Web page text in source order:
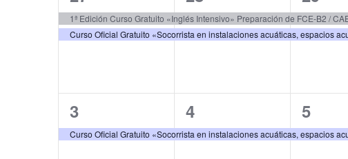
eventos,
1ª Edición Curso Gratuito «Inglés Intensivo» Preparación de FCE-B2 /
Curso Oficial Gratuito «Socorrista en instalaciones acuáticas, espacios
eventos,
1
evento,
3
Curso Oficial Gratuito «Socorrista en instalaciones acuáticas, espacios
1
evento,
4
1
5